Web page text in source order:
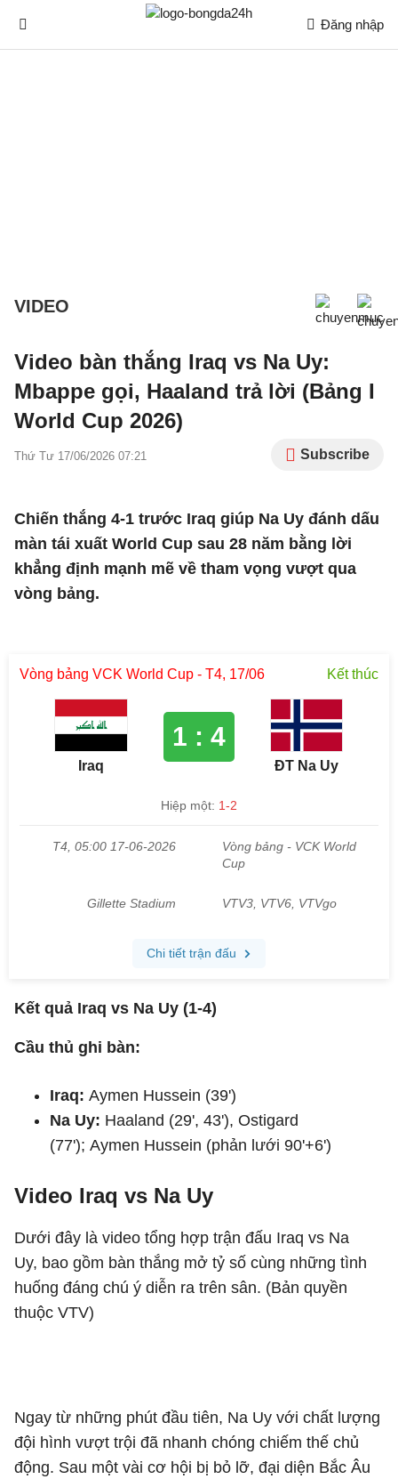
Đăng nhập
VIDEO
Video bàn thắng Iraq vs Na Uy:
Mbappe gọi, Haaland trả lời (Bảng I
World Cup 2026)
Thứ Tư 17/06/2026 07:21 Subscribe
Chiến thắng 4-1 trước Iraq giúp Na Uy đánh dấu
màn tái xuất World Cup sau 28 năm bằng lời
khẳng định mạnh mẽ về tham vọng vượt qua
vòng bảng.
Kết quả Iraq vs Na Uy (1-4)
Cầu thủ ghi bàn:
Iraq: Aymen Hussein (39')
Na Uy: Haaland (29', 43'), Ostigard
(77'); Aymen Hussein (phản lưới 90'+6')
Video Iraq vs Na Uy
Dưới đây là video tổng hợp trận đấu Iraq vs Na
Uy, bao gồm bàn thắng mở tỷ số cùng những tình
huống đáng chú ý diễn ra trên sân. (Bản quyền
thuộc VTV)
Ngay từ những phút đầu tiên, Na Uy với chất lượng
đội hình vượt trội đã nhanh chóng chiếm thế chủ
động. Sau một vài cơ hội bị bỏ lỡ, đại diện Bắc Âu